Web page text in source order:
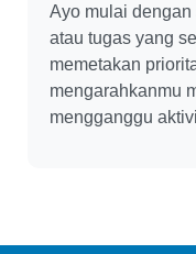
Ayo mulai
atau tugas yang
memetakan
mengarahkanmu
mengganggu